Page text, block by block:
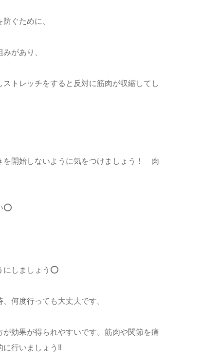
ぐために、
があり、
トレッチをすると反対に筋肉が収縮してし
を開始しないように気をつけましょう！ 肉
⭕️
にしましょう⭕️
何度行っても大丈夫です。
効果が得られやすいです。筋肉や関節を痛
に行いましょう‼️